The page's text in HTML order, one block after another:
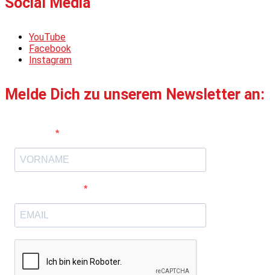
YouTube
Facebook
Instagram
Melde Dich zu unserem Newsletter an: